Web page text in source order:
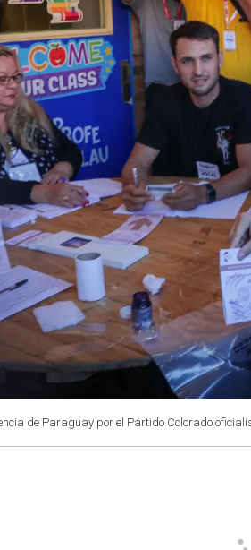
de Paraguay por el Partido Colorado